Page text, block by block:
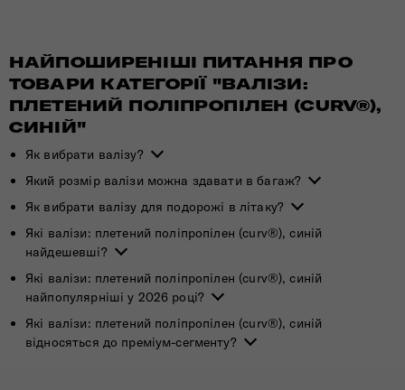
НАЙПОШИРЕНІШІ ПИТАННЯ ПРО
ТОВАРИ КАТЕГОРІЇ "ВАЛІЗИ:
ПЛЕТЕНИЙ ПОЛІПРОПІЛЕН (CURV®),
СИНІЙ"
Як вибрати валізу?
Який розмір валізи можна здавати в багаж?
Як вибрати валізу для подорожі в літаку?
Які валізи: плетений поліпропілен (curv®), синій
найдешевші?
Які валізи: плетений поліпропілен (curv®), синій
найпопулярніші у 2026 році?
Які валізи: плетений поліпропілен (curv®), синій
відносяться до преміум-сегменту?